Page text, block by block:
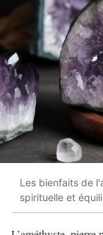
Les bienfaits de
spirituelle et